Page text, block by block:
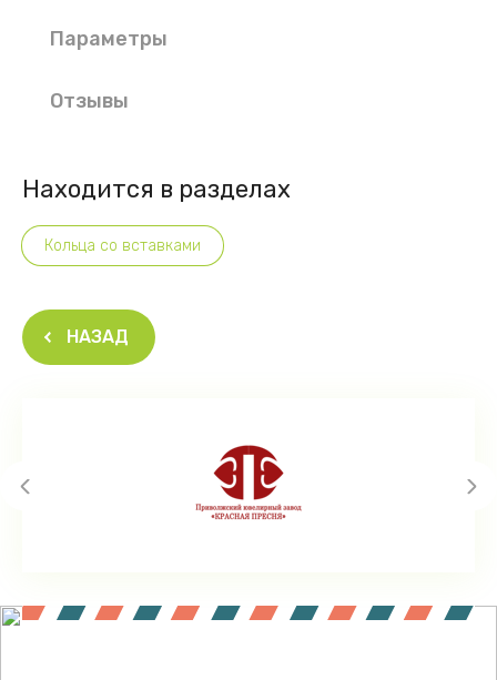
Параметры
Отзывы
Находится в разделах
Кольца со вставками
НАЗАД